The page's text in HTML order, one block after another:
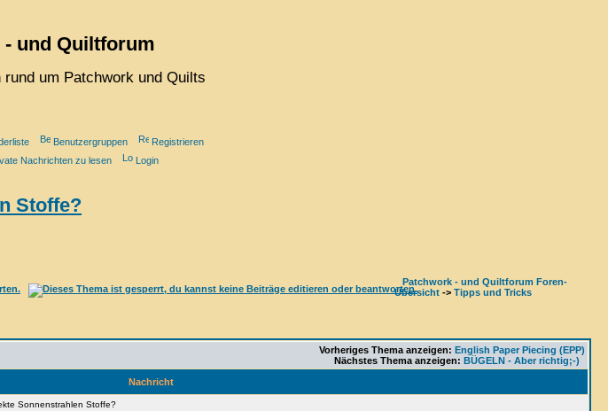
und Quiltforum
um Patchwork und Quilts
Benutzergruppen
Registrieren
Nachrichten zu lesen
Login
Stoffe?
Patchwork - und Quiltforum Foren-
Übersicht -> Tipps und Tricks
Vorheriges Thema anzeigen: English Paper Piecing (EPP)
Nächstes Thema anzeigen: BÜGELN - Aber richtig;-)
Nachricht
Sonnenstrahlen Stoffe?